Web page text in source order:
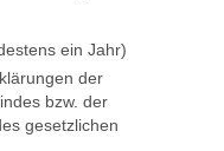
ein Jahr)
der
bzw. der
gesetzlichen